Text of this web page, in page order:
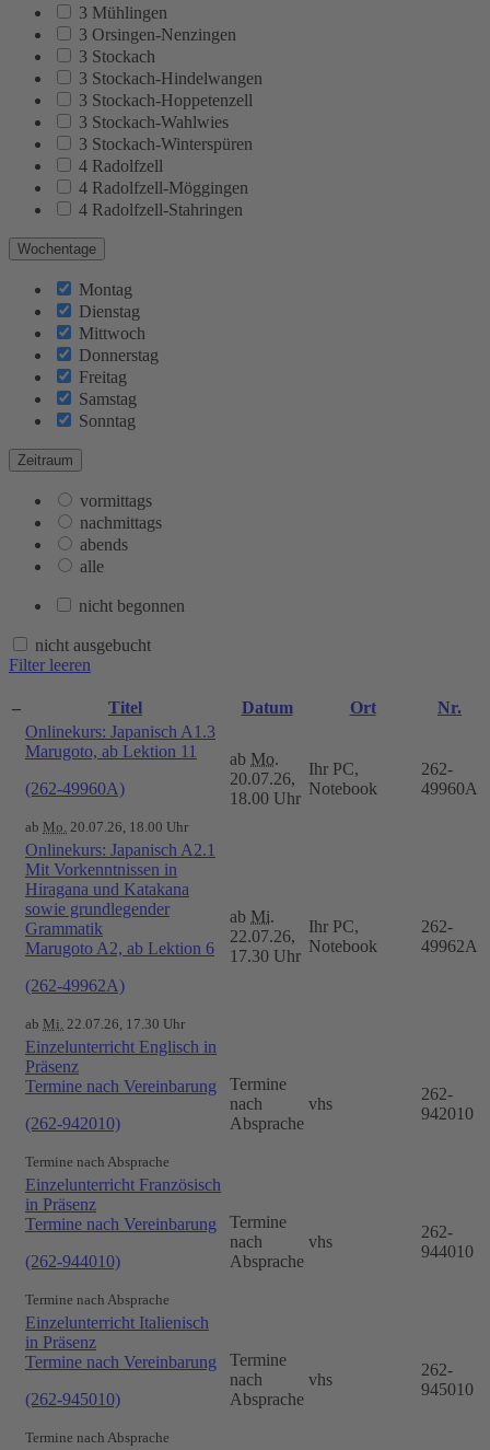
3 Mühlingen
3 Orsingen-Nenzingen
3 Stockach
3 Stockach-Hindelwangen
3 Stockach-Hoppetenzell
3 Stockach-Wahlwies
3 Stockach-Winterspüren
4 Radolfzell
4 Radolfzell-Möggingen
4 Radolfzell-Stahringen
Wochentage
Montag
Dienstag
Mittwoch
Donnerstag
Freitag
Samstag
Sonntag
Zeitraum
vormittags
nachmittags
abends
alle
nicht begonnen
nicht ausgebucht
Filter leeren
– Titel Datum Ort
Nr.
Onlinekurs: Japanisch A1.3
Marugoto, ab Lektion 11
(262-49960A)
ab Mo. 20.07.26, 18.00 Uhr
ab Mo.
20.07.26,
18.00 Uhr
Ihr PC,
Notebook
262-
49960A
Onlinekurs: Japanisch A2.1
Mit Vorkenntnissen in
Hiragana und Katakana
sowie grundlegender
Grammatik
Marugoto A2, ab Lektion 6
(262-49962A)
ab Mi. 22.07.26, 17.30 Uhr
ab Mi.
22.07.26,
17.30 Uhr
Ihr PC,
Notebook
262-
49962A
Einzelunterricht Englisch in
Präsenz
Termine nach Vereinbarung
(262-942010)
Termine nach Absprache
Termine
nach
Absprache
vhs
262-
942010
Einzelunterricht Französisch
in Präsenz
Termine nach Vereinbarung
(262-944010)
Termine nach Absprache
Termine
nach
Absprache
vhs
262-
944010
Einzelunterricht Italienisch
in Präsenz
Termine nach Vereinbarung
(262-945010)
Termine nach Absprache
Termine
nach
Absprache
vhs
262-
945010